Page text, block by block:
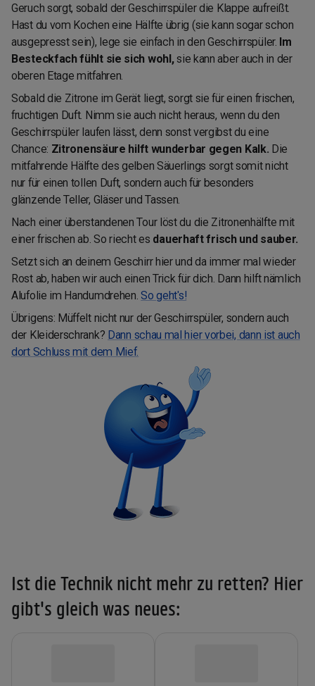
Geruch sorgt, sobald der Geschirrspüler die Klappe aufreißt.
Hast du vom Kochen eine Hälfte übrig (sie kann sogar schon
ausgepresst sein), lege sie einfach in den Geschirrspüler. Im
Besteckfach fühlt sie sich wohl,sie kann aber auch in der
oberen Etage mitfahren.
Sobald die Zitrone im Gerät liegt, sorgt sie für einen frischen,
fruchtigen Duft. Nimm sie auch nicht heraus, wenn du den
Geschirrspüler laufen lässt, denn sonst vergibst du eine
Chance: Zitronensäure hilft wunderbar gegen Kalk. Die
mitfahrende Hälfte des gelben Säuerlings sorgt somit nicht
nur für einen tollen Duft, sondern auch für besonders
glänzende Teller, Gläser und Tassen.
Nach einer überstandenen Tour löst du die Zitronenhälfte mit
einer frischen ab. So riecht es dauerhaft frisch und sauber.
Setzt sich an deinem Geschirr hier und da immer mal wieder
Rost ab, haben wir auch einen Trick für dich. Dann hilft nämlich
Alufolie im Handumdrehen. So geht's!
Übrigens: Müffelt nicht nur der Geschirrspüler, sondern auch
der Kleiderschrank? Dann schau mal hier vorbei, dann ist auch
dort Schluss mit dem Mief.
Ist die Technik nicht mehr zu retten? Hier
gibt's gleich was neues: